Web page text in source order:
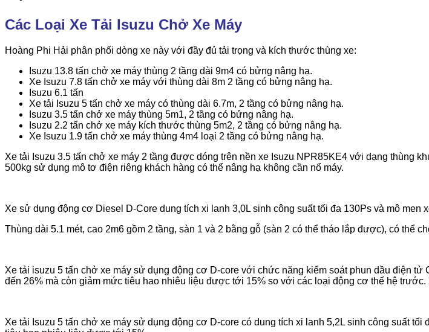
Các Loại Xe Tải Isuzu Chở Xe Máy
Hoàng Phi Hải phân phối dòng xe này với đầy đủ tải trọng và kích thước thùng xe:
Isuzu 13.8 tấn chở xe máy thùng 2 tầng dài 9m4 có bửng nâng hạ.
Xe Isuzu 7.8 tấn chở xe máy với thùng dài 8m 2 tầng có bửng nâng hạ.
Isuzu 6.1 tấn
Xe tải Isuzu 5 tấn chở xe máy có thùng dài 6.7m, 2 tầng có bửng nâng hạ.
Isuzu 3.5 tấn chở xe máy thùng 5m1, 2 tầng có bửng nâng hạ.
Isuzu 2.2 tấn chở xe máy kích thước thùng 5m2, 2 tầng có bửng nâng hạ.
Xe Isuzu 1.9 tấn chở xe máy thùng 4m4 loại 2 tầng có bửng nâng hạ.
Xe tải Isuzu 3.5 tấn chở xe máy 2 tầng được dóng trên nền xe Isuzu NPR85KE4 với dạng thùng
500kg sử dụng mô tơ điện riêng khách hàng có thể nâng hạ không cần nổ máy.
Xe sử dụng động cơ Diesel D-Core dung tích xi lanh 3,0L sinh công suất tối đa 130Ps và mô men
Thùng dài 5.1 mét, cao 2m6 gồm 2 tầng, sàn 1 và 2 bằng gỗ (sàn 2 có thể tháo lắp được), có thể
Xe tải isuzu 5 tấn chở xe máy sử dụng động cơ D-core với chức năng kiểm soát phun dầu điện
đến 26% mà còn giảm mức tiêu hao nhiêu liệu được tới 15% so với các loại động cơ thế hệ
Xe tải Isuzu 5 tấn chở xe máy sử dụng động cơ D-core có dung tích xi lanh 5,2L sinh công suất